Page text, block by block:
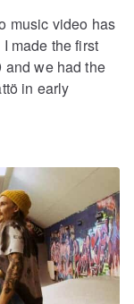
music video has
made the first
and we had the
in early